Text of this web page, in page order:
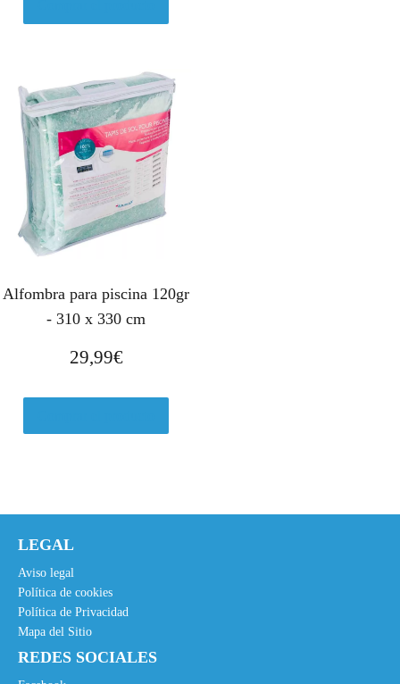
Alfombra para piscina 120gr
- 310 x 330 cm
29,99€
LEGAL
Aviso legal
Política de cookies
Política de Privacidad
Mapa del Sitio
REDES SOCIALES